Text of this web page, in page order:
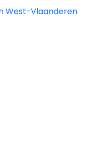
West-Vlaanderen